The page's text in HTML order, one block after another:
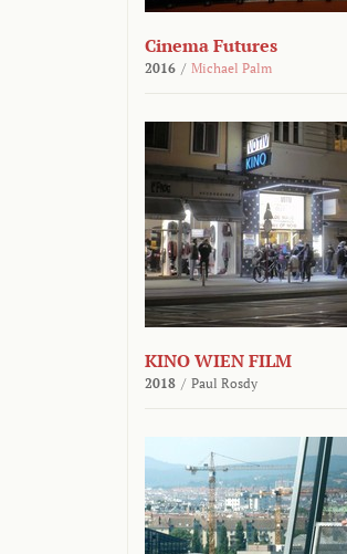
Cinema Futures
2016 / Michael Palm
KINO WIEN FILM
2018 / Paul Rosdy